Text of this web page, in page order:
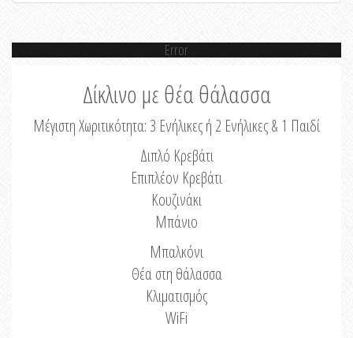
Error
Δίκλινο με θέα θάλασσα
Μέγιστη Χωριτικότητα: 3 Ενήλικες ή 2 Ενήλικες & 1 Παιδί
Διπλό Κρεβάτι
Επιπλέον Κρεβάτι
Κουζινάκι
Μπάνιο
Μπαλκόνι
Θέα στη θάλασσα
Κλιματισμός
WiFi